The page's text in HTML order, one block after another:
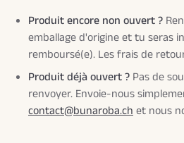
Produit encore non ouvert ?
emballage d'origine et tu seras
remboursé(e). Les frais de
Produit déjà ouvert ? Pas de
renvoyer. Envoie-nous
contact@bunaroba.chet nous